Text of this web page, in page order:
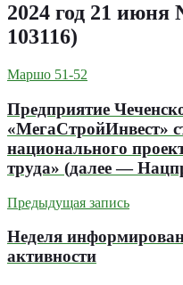
2024 год 21
103116)
Маршо 51-52
Предприятие
«МегаСтройИнвест»
национального
труда» (далее —
Предыдущая запись
Неделя
активности